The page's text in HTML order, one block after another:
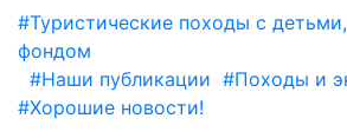
#Туристические походы с
фондом
#Наши публикации #Походы и
#Хорошие новости!